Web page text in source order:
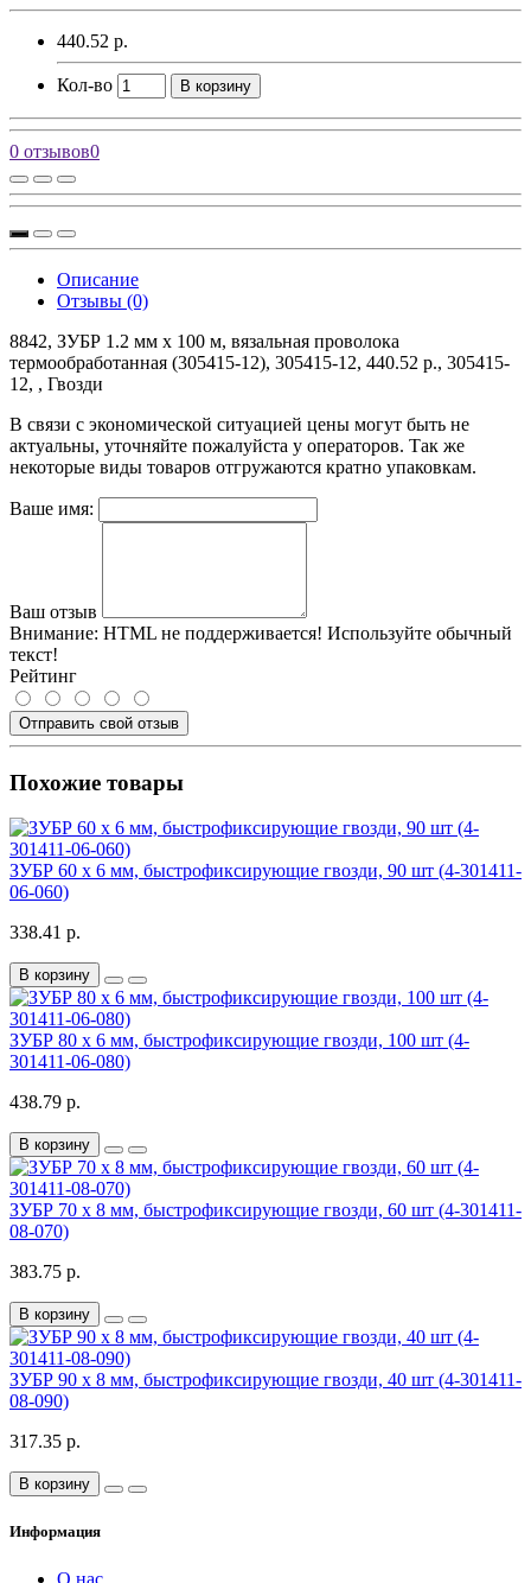
440.52 р.
Кол-во В корзину
0 отзывов0
Описание
Отзывы (0)
8842, ЗУБР 1.2 мм х 100 м, вязальная проволока
термообработанная (305415-12), 305415-12, 440.52 р., 305415-
12, , Гвозди
В связи с экономической ситуацией цены могут быть не
актуальны, уточняйте пожалуйста у операторов. Так же
некоторые виды товаров отгружаются кратно упаковкам.
Ваше имя:
Ваш отзыв
Внимание: HTML не поддерживается! Используйте обычный
текст!
Рейтинг
Отправить свой отзыв
Похожие товары
ЗУБР 60 х 6 мм, быстрофиксирующие гвозди, 90 шт (4-301411-
06-060)
338.41 р.
В корзину
ЗУБР 80 х 6 мм, быстрофиксирующие гвозди, 100 шт (4-
301411-06-080)
438.79 р.
В корзину
ЗУБР 70 х 8 мм, быстрофиксирующие гвозди, 60 шт (4-301411-
08-070)
383.75 р.
В корзину
ЗУБР 90 х 8 мм, быстрофиксирующие гвозди, 40 шт (4-301411-
08-090)
317.35 р.
В корзину
Информация
О нас